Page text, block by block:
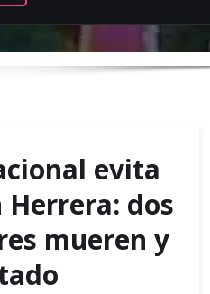
evita
Herrera: dos
mueren y